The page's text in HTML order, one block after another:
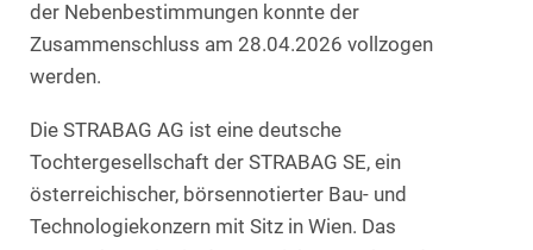
der Nebenbestimmungen konnte der
Zusammenschluss am 28.04.2026 vollzogen
werden.
Die STRABAG AG ist eine deutsche
Tochtergesellschaft der STRABAG SE, ein
österreichischer, börsennotierter Bau- und
Technologiekonzern mit Sitz in Wien. Das